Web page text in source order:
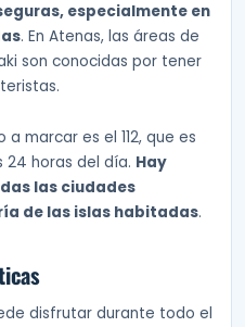
especialmente en
. En Atenas, las áreas de
son conocidas por tener
marcar es el 112, que es
horas del día. Hay
las ciudades
de las islas habitadas.
disfrutar durante todo el